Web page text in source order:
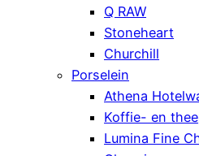
Q RAW
Stoneheart
Churchill
Porselein
Athena
Koffie- en
Lumina Fine